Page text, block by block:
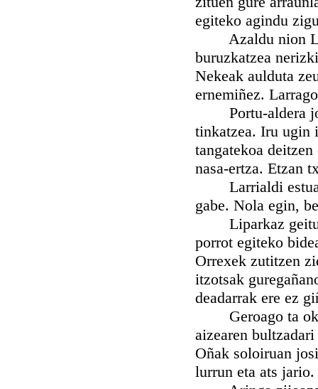
egiteko agindu
Azaldu nion
buruzkatzea
Nekeak aulduta
ernemiñez.
Portu-aldera
tinkatzea. Iru ugin
tangatekoa
nasa-ertza. Etzan
Larrialdi estuan
gabe. Nola egin,
Liparkaz geituz
porrot egiteko
Orrexek zutitzen
itzotsak
deadarrak ere ez
Geroago ta
aizearen
Oñak soloiruan
lurrun eta ats jario.